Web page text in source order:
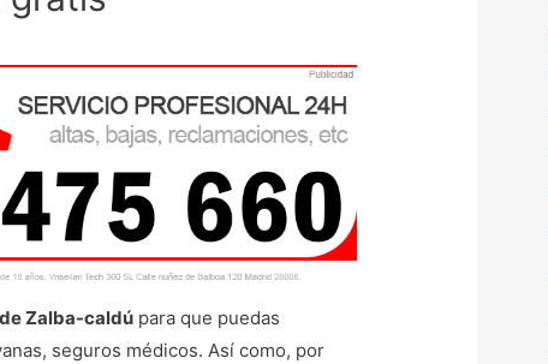
Zalba-caldú para que puedas
seguros médicos. Así como, por